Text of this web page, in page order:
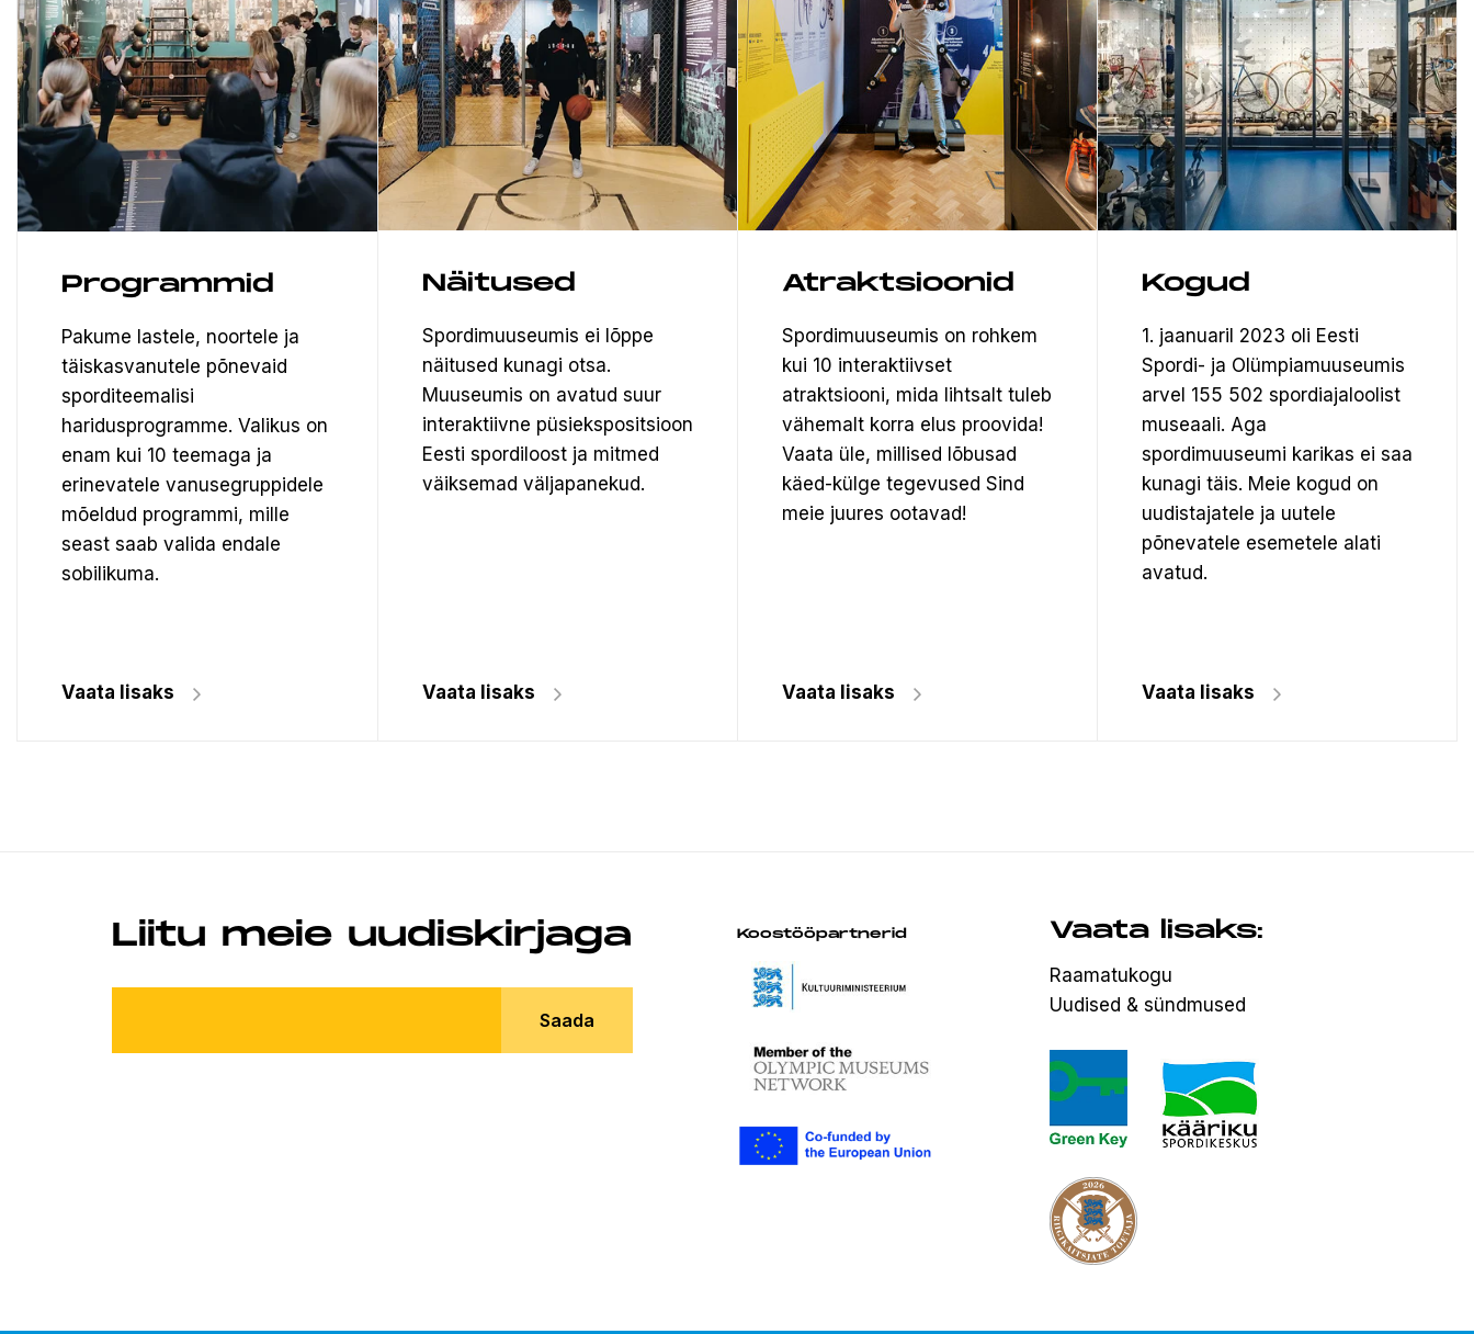
Programmid
Pakume lastele, noortele ja
täiskasvanutele põnevaid
sporditeemalisi
haridusprogramme. Valikus on
enam kui 10 teemaga ja
erinevatele vanusegruppidele
mõeldud programmi, mille
seast saab valida endale
sobilikuma.
Vaata lisaks
Näitused
Spordimuuseumis ei lõppe
näitused kunagi otsa.
Muuseumis on avatud suur
interaktiivne püsiekspositsioon
Eesti spordiloost ja mitmed
väiksemad väljapanekud.
Vaata lisaks
Atraktsioonid
Spordimuuseumis on rohkem
kui 10 interaktiivset
atraktsiooni, mida lihtsalt tuleb
vähemalt korra elus proovida!
Vaata üle, millised lõbusad
käed-külge tegevused Sind
meie juures ootavad!
Vaata lisaks
Kogud
1. jaanuaril 2023 oli Eesti
Spordi- ja Olümpiamuuseumis
arvel 155 502 spordiajaloolist
museaali. Aga
spordimuuseumi karikas ei saa
kunagi täis. Meie kogud on
uudistajatele ja uutele
põnevatele esemetele alati
avatud.
Vaata lisaks
Liitu meie uudiskirjaga
Saada
Koostööpartnerid Vaata lisaks:
Raamatukogu
Uudised & sündmused